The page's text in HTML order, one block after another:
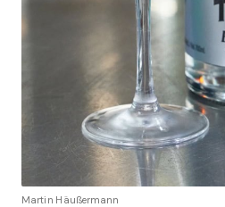
Martin Häußermann